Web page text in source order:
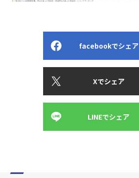
facebookでシェア
Xでシェア
LINEでシェア